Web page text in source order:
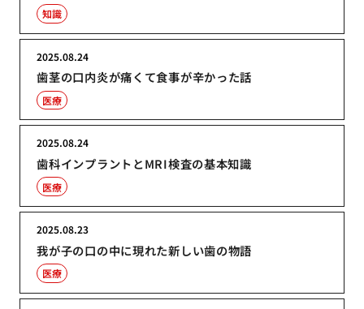
知識
歯茎の口内炎が痛くて食事が辛かった話
2025.08.24
医療
歯科インプラントとMRI検査の基本知識
2025.08.24
医療
我が子の口の中に現れた新しい歯の物語
2025.08.23
医療